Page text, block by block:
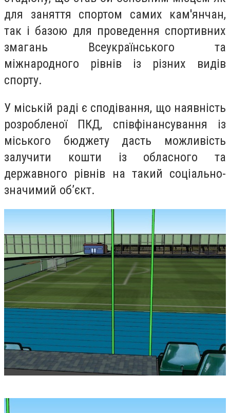
для заняття спортом самих кам'янчан,
так і базою для проведення спортивних
змагань Всеукраїнського та
міжнародного рівнів із різних видів
спорту.
У міській раді є сподівання, що наявність
розробленої ПКД, співфінансування із
міського бюджету дасть можливість
залучити кошти із обласного та
державного рівнів на такий соціально-
значимий об’єкт.